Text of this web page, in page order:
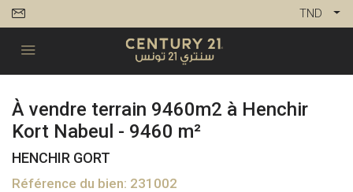
TND
À vendre terrain 9460m2 à Henchir
Kort Nabeul - 9460 m²
HENCHIR GORT
Référence du bien: 231002